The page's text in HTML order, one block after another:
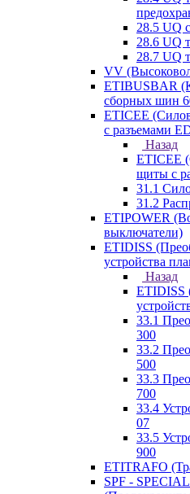
28.5 UQ
28.6 UQ
28.7 UQ
VV
ETIBUSBAR
сборных шин
ETICEE
с разъемами
Назад
ETICEE
щиты с
31.1
31.2
ETIPOWER
выключатели)
ETIDISS
устройства
Назад
ETIDISS
33.1
300
33.2
500
33.3
700
33.4
07
33.5
900
ETITRAFO
SPF -